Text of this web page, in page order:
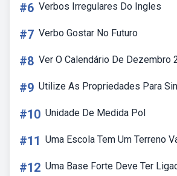
#6 Verbos Irregulares Do Ingles
#7 Verbo Gostar No Futuro
#8 Ver O Calendário De Dezembro
#9 Utilize As Propriedades Para
#10 Unidade De Medida Pol
#11 Uma Escola Tem Um Terreno
#12 Uma Base Forte Deve Ter